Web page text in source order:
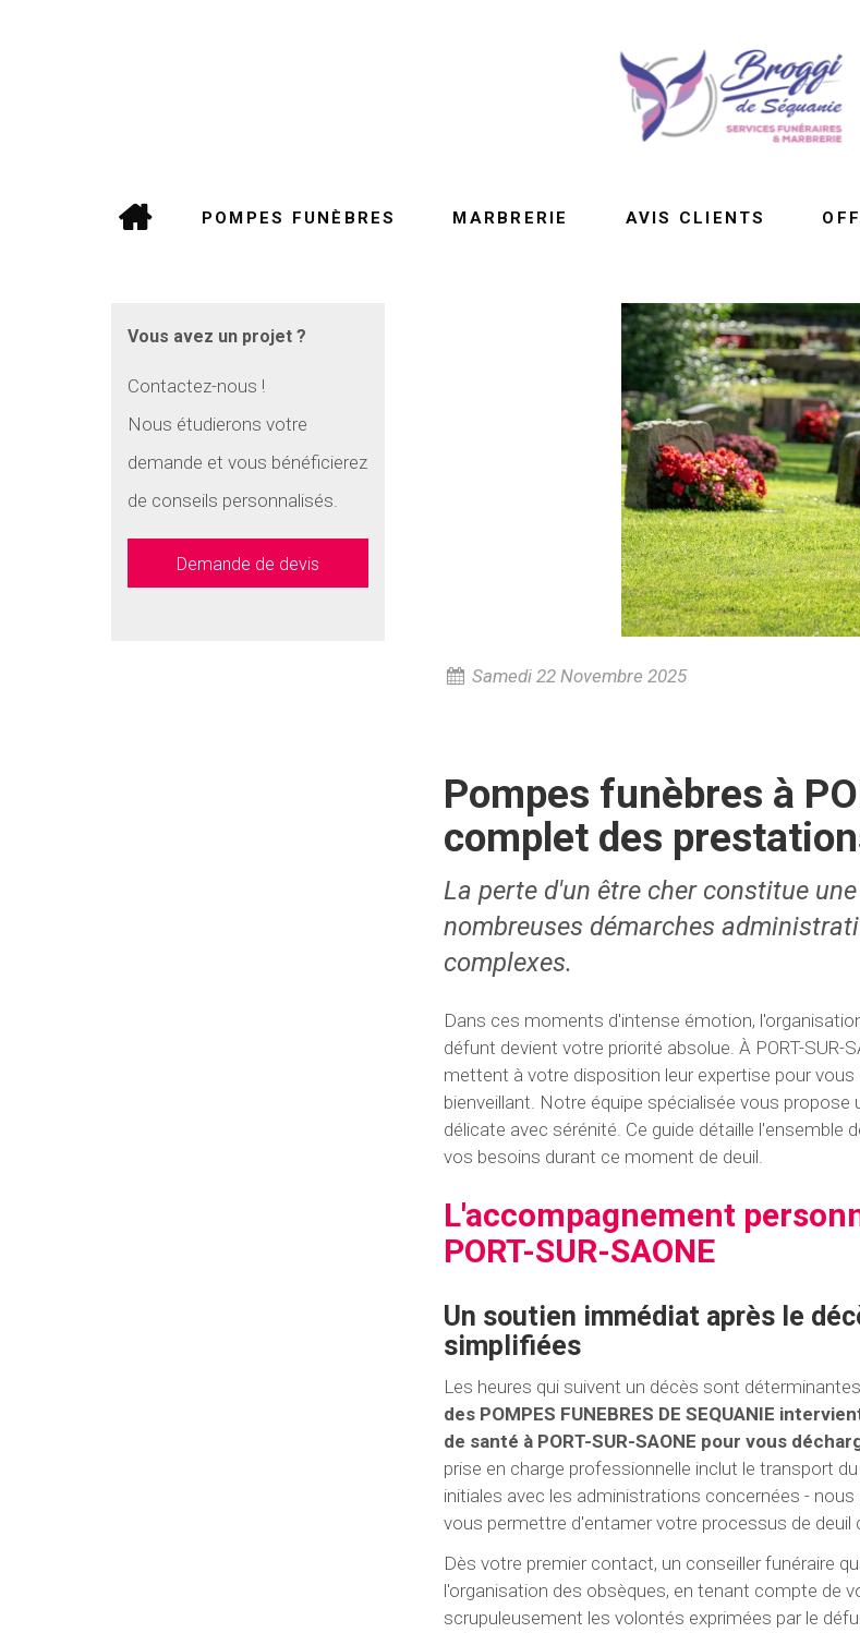
POMPES FUNÈBRES MARBRERIE AVIS CLIENTS
Vous avez un projet ?
Contactez-nous !
Nous étudierons votre
demande et vous bénéficierez
de conseils personnalisés.
Demande de devis
Samedi 22 Novembre 2025
Pompes funèbres à
complet des
La perte d'un être cher constitue
nombreuses démarches
complexes.
Dans ces moments d'intense émotion,
défunt devient votre priorité absolue. À PORT-SUR-
mettent à votre disposition leur expertise pour
bienveillant. Notre équipe spécialisée vous
délicate avec sérénité. Ce guide détaille
vos besoins durant ce moment de deuil.
L'accompagnement
PORT-SUR-SAONE
Un soutien immédiat après le
simplifiées
Les heures qui suivent un décès sont
des POMPES FUNEBRES DE SEQUANIE
de santé à PORT-SUR-SAONE pour vous
prise en charge professionnelle inclut le transport
initiales avec les administrations concernées -
vous permettre d'entamer votre processus de deuil
Dès votre premier contact, un conseiller funéraire
l'organisation des obsèques, en tenant compte de
scrupuleusement les volontés exprimées par le